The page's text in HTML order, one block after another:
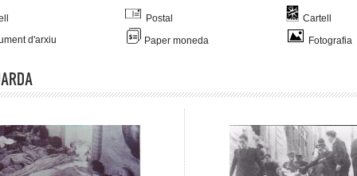
Postal Cartell
d'arxiu
Paper moneda Fotografia